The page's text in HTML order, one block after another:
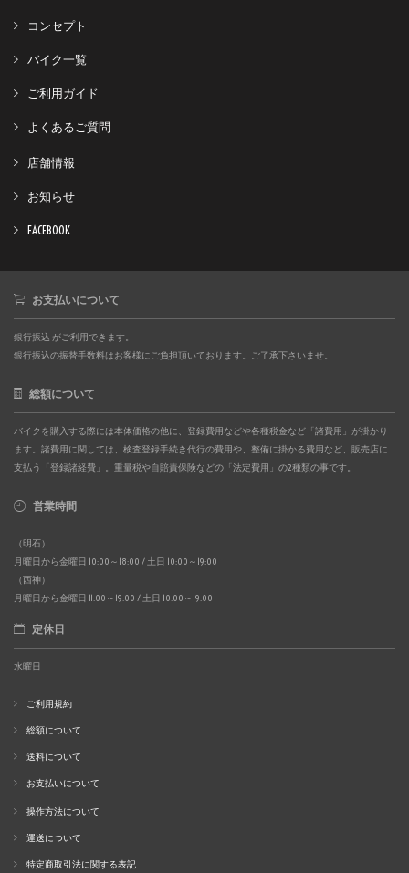
コンセプト
バイク一覧
ご利用ガイド
よくあるご質問
店舗情報
お知らせ
FACEBOOK
お支払いについて
銀行振込 がご利用できます。
銀行振込の振替手数料はお客様にご負担頂いております。ご了承下さいませ。
総額について
バイクを購入する際には本体価格の他に、登録費用などや各種税金など「諸費用」が掛かり
ます。諸費用に関しては、検査登録手続き代行の費用や、整備に掛かる費用など、販売店に
支払う「登録諸経費」。重量税や自賠責保険などの「法定費用」の2種類の事です。
営業時間
（明石）
月曜日から金曜日 10:00～18:00 / 土日 10:00～19:00
（西神）
月曜日から金曜日 11:00～19:00 / 土日 10:00～19:00
定休日
水曜日
ご利用規約
総額について
送料について
お支払いについて
操作方法について
運送について
特定商取引法に関する表記